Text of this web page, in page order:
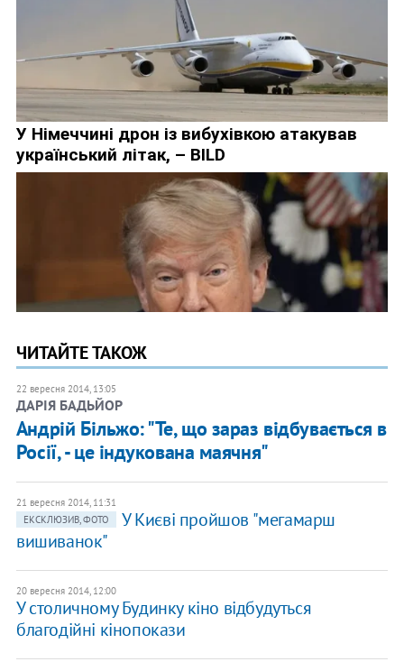
ЧИТАЙТЕ ТАКОЖ
22 вересня 2014, 13:05
ДАРІЯ БАДЬЙОР
Андрій Більжо: "Те, що зараз відбувається в
Росії, - це індукована маячня"
21 вересня 2014, 11:31
ЕКСКЛЮЗИВ, ФОТО
У Києві пройшов "мегамарш
вишиванок"
20 вересня 2014, 12:00
У столичному Будинку кіно відбудуться
благодійні кінопокази